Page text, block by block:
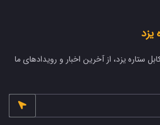
یزد
ستاره یزد، از آخرین اخبار و رویدادهای ما